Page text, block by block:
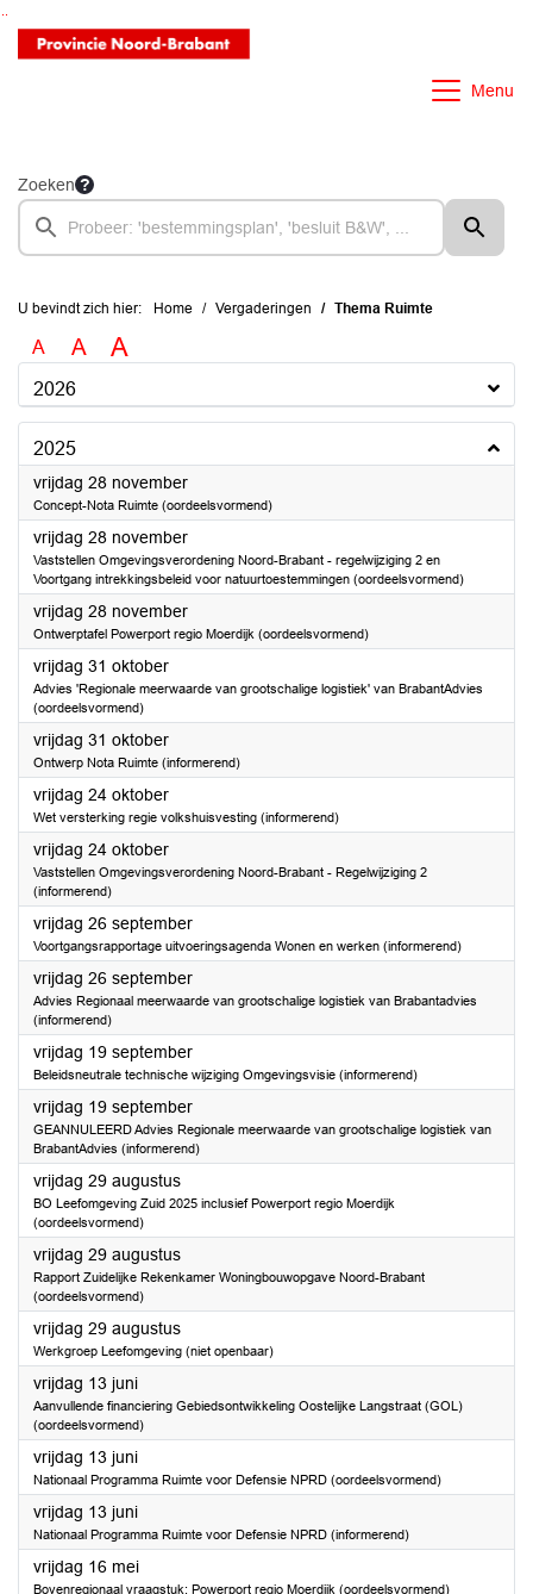
Ga naar de inhoud van deze pagina
Ga naar het zoeken
Ga naar het menu
Menu
Zoeken
U bevindt zich hier: Home Vergaderingen Thema Ruimte
A A A
2026
2025
vrijdag 28 november2025
Concept-Nota Ruimte (oordeelsvormend)
vrijdag 28 november2025
Vaststellen Omgevingsverordening Noord-Brabant - regelwijziging 2 en
Voortgang intrekkingsbeleid voor natuurtoestemmingen (oordeelsvormend)
vrijdag 28 november2025
Ontwerptafel Powerport regio Moerdijk (oordeelsvormend)
vrijdag 31 oktober2025
Advies 'Regionale meerwaarde van grootschalige logistiek' van BrabantAdvies
(oordeelsvormend)
vrijdag 31 oktober2025
Ontwerp Nota Ruimte (informerend)
vrijdag 24 oktober2025
Wet versterking regie volkshuisvesting (informerend)
vrijdag 24 oktober2025
Vaststellen Omgevingsverordening Noord-Brabant - Regelwijziging 2
(informerend)
vrijdag 26 september2025
Voortgangsrapportage uitvoeringsagenda Wonen en werken (informerend)
vrijdag 26 september2025
Advies Regionaal meerwaarde van grootschalige logistiek van Brabantadvies
(informerend)
vrijdag 19 september2025
Beleidsneutrale technische wijziging Omgevingsvisie (informerend)
vrijdag 19 september2025
GEANNULEERD Advies Regionale meerwaarde van grootschalige logistiek van
BrabantAdvies (informerend)
vrijdag 29 augustus2025
BO Leefomgeving Zuid 2025 inclusief Powerport regio Moerdijk
(oordeelsvormend)
vrijdag 29 augustus2025
Rapport Zuidelijke Rekenkamer Woningbouwopgave Noord-Brabant
(oordeelsvormend)
vrijdag 29 augustus2025
Werkgroep Leefomgeving (niet openbaar)
vrijdag 13 juni2025
Aanvullende financiering Gebiedsontwikkeling Oostelijke Langstraat (GOL)
(oordeelsvormend)
vrijdag 13 juni2025
Nationaal Programma Ruimte voor Defensie NPRD (oordeelsvormend)
vrijdag 13 juni2025
Nationaal Programma Ruimte voor Defensie NPRD (informerend)
vrijdag 16 mei2025
Bovenregionaal vraagstuk: Powerport regio Moerdijk (oordeelsvormend)